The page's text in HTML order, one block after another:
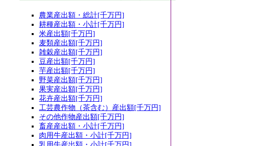
農業産出額・総計[千万円]
耕種産出額・小計[千万円]
米産出額[千万円]
麦類産出額[千万円]
雑穀産出額[千万円]
豆産出額[千万円]
芋産出額[千万円]
野菜産出額[千万円]
果実産出額[千万円]
花卉産出額[千万円]
工芸農作物（茶含む）産出額[千万円]
その他作物産出額[千万円]
畜産産出額・小計[千万円]
肉用牛産出額・小計[千万円]